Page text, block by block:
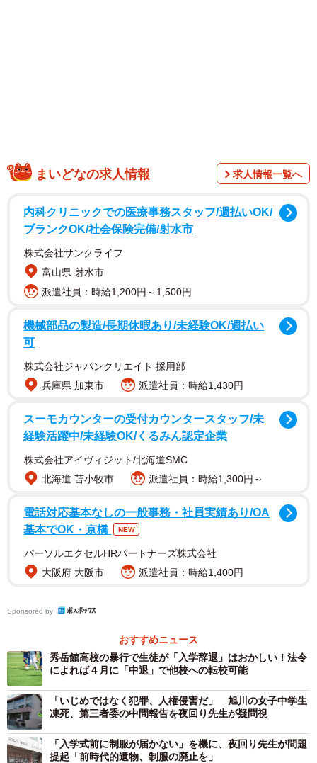
◇ ◇ ◇
熊本県が、7月29日、秀岳館高校のサッカー部での暴力事
件について、学校が提出した報告書の内容を説明しまし
た。それによると、学校が全校生徒と職員に対して行った
れ、警察によって書類送検され懲戒免職となったサッカー
部コーチよる暴力行為だけではなく、それ以外にも暴力行
為があったことが、報告されています。
何を考えているのでしょう。そもそも、「暴力行為」と
は、刑法による「暴行罪」に当たるのではないでしょう
か。なぜ、犯罪として捉えず、ただ「暴力行為」というか
たちで事を納めようとするのでしょうか。学校は、生徒た
ん。そこで、行われた「暴力行為」。まして、権力者であ
為」。これは、まさに「暴行罪」という犯罪以外の何物で
もないはずです。
それにもかかわらず、ただ、高校から報告を受けた内容
を、そのまま記者会見する熊本県。許すことができませ
ん。なぜ、警察に通報して、この罪を犯した教員を訴えな
いのか。また、この記者会見を、熊本県警が知っているな
らば、なぜその捜査に着手しないのか。私には、理解でき
ません。
また、理事長や校長以下、こんな最悪の事実を県に、自
まいどなの求人情報 求人情報一覧へ
内科クリニックでの医療事務スタッフ/週払いOK/
ブランクOK/社会保険完備/射水市
株式会社サンクライフ
富山県 射水市
派遣社員：時給1,200円～1,500円
機械部品の製造/長期休暇あり/未経験OK/週払い
可
株式会社ジャパンクリエイト 採用部
兵庫県 加東市
派遣社員：時給1,430円
スーモカウンターの受付カウンタースタッフ/未
経験活躍中/未経験OK/くるみん認定企業
株式会社アイヴィジット/北海道SMC
北海道 苫小牧市
派遣社員：時給1,300円～
電話対応基本なしの一般事務・社員実績あり/OA
基本でOK・京橋
NEW
パーソルエクセルHRパートナーズ株式会社
大阪府 大阪市
派遣社員：時給1,400円
Sponsored by
おすすめニュース
秀岳館高校の暴行で生徒が「入学辞退」はおかしい！法令
によれば４月に「中退」で他校への転校可能
「いじめではなく犯罪、人権侵害だ」 旭川の女子中学生
凍死、第三者委の中間報告を夜回り先生が疑問視
「入学式前に制服が届かない」を機に、夜回り先生が問題
提起「前時代的遺物、制服の廃止を」